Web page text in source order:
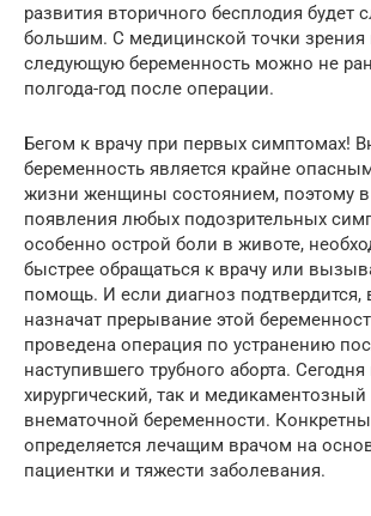
развития вторичного бесплодия будет
большим. С медицинской точки зрения
следующую беременность можно не
полгода-год после операции.
Бегом к врачу при первых симптомах!
беременность является крайне
жизни женщины состоянием, поэтому в
появления любых подозрительных
особенно острой боли в животе,
быстрее обращаться к врачу или
помощь. И если диагноз подтвердится,
назначат прерывание этой
проведена операция по устранению
наступившего трубного аборта.
хирургический, так и
внематочной беременности.
определяется лечащим врачом на
пациентки и тяжести заболевания.